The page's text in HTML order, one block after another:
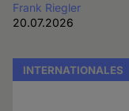
Frank Riegler
20.07.2026
INTERNATIONALES